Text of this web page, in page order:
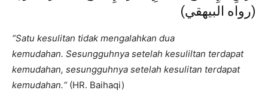
(رواه البيهقي)
“Satu kesulitan tidak mengalahkan dua
kemudahan. Sesungguhnya setelah kesuliltan terdapat
kemudahan, sesungguhnya setelah kesulitan terdapat
kemudahan.“(HR. Baihaqi)